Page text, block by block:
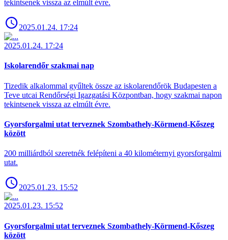
tekintsenek vissza az elmúlt évre.
2025.01.24. 17:24
2025.01.24. 17:24
Iskolarendőr szakmai nap
Tizedik alkalommal gyűltek össze az iskolarendőrök Budapesten a
Teve utcai Rendőrségi Igazgatási Központban, hogy szakmai napon
tekintsenek vissza az elmúlt évre.
Gyorsforgalmi utat terveznek Szombathely-Körmend-Kőszeg
között
200 milliárdból szeretnék felépíteni a 40 kilométernyi gyorsforgalmi
utat.
2025.01.23. 15:52
2025.01.23. 15:52
Gyorsforgalmi utat terveznek Szombathely-Körmend-Kőszeg
között